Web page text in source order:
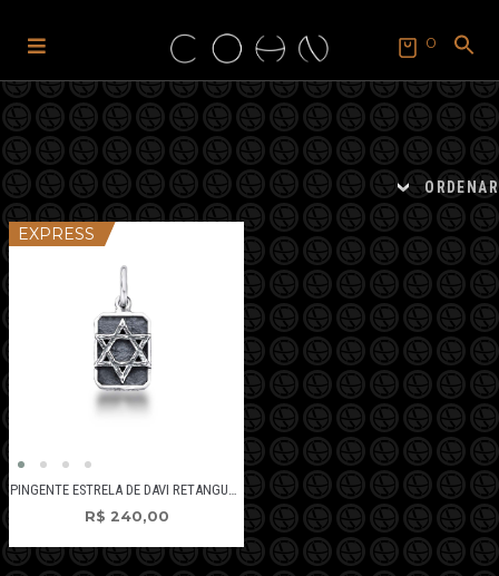
navegação
o
conteúdo
0
SEARCH
FOR:
Search Button
ORDENAR
EXPRESS
PINGENTE ESTRELA DE DAVI RETANGULAR
R$ 240,00